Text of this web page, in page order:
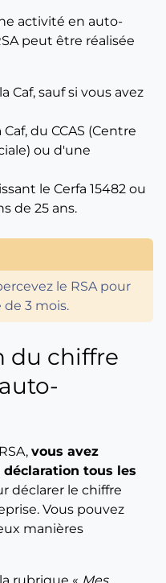
activité en auto-
peut être réalisée
Caf, sauf si vous avez
du CCAS (Centre
ou d'une
le Cerfa 15482 ou
de 25 ans.
le RSA pour
3 mois.
du chiffre
vous avez
tous les
déclarer le chiffre
Vous pouvez
manières